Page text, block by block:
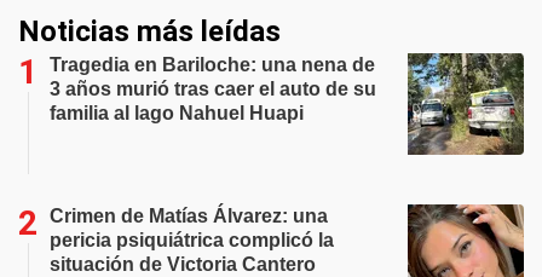
Noticias más leídas
Tragedia en Bariloche: una nena de
3 años murió tras caer el auto de su
familia al lago Nahuel Huapi
Crimen de Matías Álvarez: una
pericia psiquiátrica complicó la
situación de Victoria Cantero